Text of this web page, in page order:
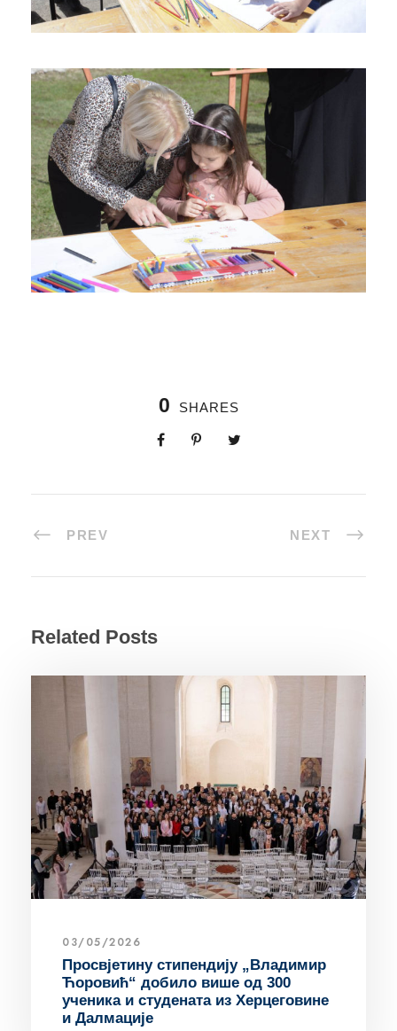
0 SHARES
PREV NEXT
Related Posts
03/05/2026
Просвјетину стипендију „Владимир
Ћоровић“ добило више од 300
ученика и студената из Херцеговине
и Далмације